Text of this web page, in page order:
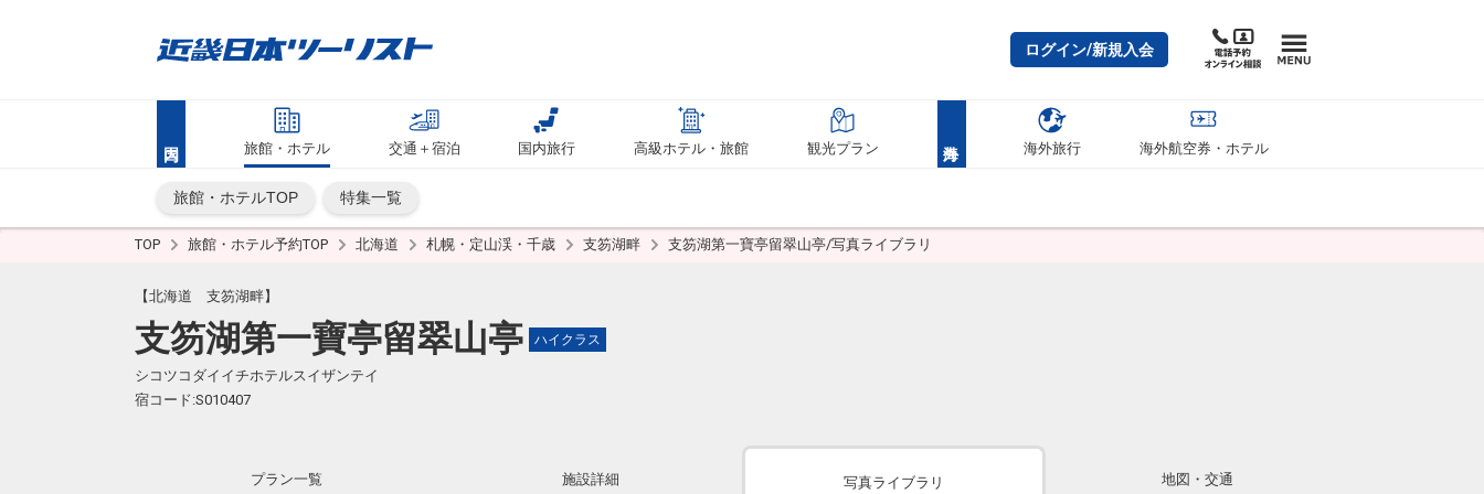
ログイン/新規入会
旅館・ホテル 交通＋宿泊 国内旅行 高級ホテル・旅館 観光プラン 海外旅行 海外航空券・ホテル
旅館・ホテルTOP 特集一覧
TOP 旅館・ホテル予約TOP 北海道 札幌・定山渓・千歳 支笏湖畔 支笏湖第一寶亭留翠山亭/写真ライブラリ
【北海道 支笏湖畔】
支笏湖第一寶亭留翠山亭 ハイクラス
シコツコダイイチホテルスイザンテイ
宿コード:S010407
プラン一覧 施設詳細 写真ライブラリ 地図・交通